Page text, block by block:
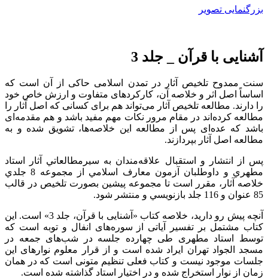
بزرگنمایی تصویر
آشنايی‌ با قرآن‌ _ جلد 3
سنت ممدوح تلخیص آثار در تمدن اسلامی حاکی از آن است که
اساساً اصل اثر و خلاصه‌ آن، کارکردهای متفاوت و ارزش خاص خود
را دارند. مطالعه تلخيص آثار می‌‌تواند هم برای کسانی که اصل آثار را
مطالعه کرده‌اند در مقام مرور نکات مهم مفید باشد و هم مقدمه‌ای
باشد که عده‌ای پس از مطالعه‌ این خلاصه‌ها، تشویق شده و به
مطالعه‌ اصل آثار بپردازند.
پس از انتشار و استقبال علاقه‌مندان به سيرمطالعاتي آثار استاد
مطهري و داوطلبان آزمون معارف اسلامي از مجموعه 8 جلدي
خلاصه آثار، مقرر است تا مجموعه پيشين بصورت تلخيص در قالب
85 عنوان و 116 جلد بازنويسي و منتشر شود.
آنچه پیش رو دارید، خلاصه‌ کتاب «آشنایی با قرآن، جلد 3» است. این
کتاب مشتمل بر تفسیر آیاتی از سوره‌های انفال و توبه است که
توسط استاد مطهری طی چهارده جلسه در شب‌های جمعه در
مسجد الجواد تهران ایراد شده است و از قرار معلوم نوارهای این
جلسات موجود نیست و کتاب فعلی تنظیم متونی است که در همان
زمان از نوار استخراج شده و در اختیار استاد گذاشته شده است.